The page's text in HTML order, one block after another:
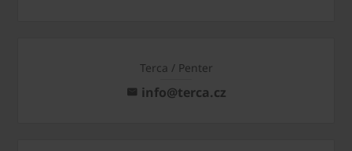
Terca / Penter
info@terca.cz